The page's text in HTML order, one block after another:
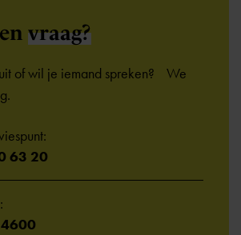
vraag?
of wil je iemand spreken? We
63 20